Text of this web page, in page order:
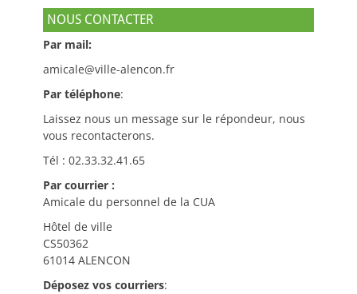
NOUS CONTACTER
Par mail:
amicale@ville-alencon.fr
Par téléphone:
Laissez nous un message sur le répondeur, nous
vous recontacterons.
Tél : 02.33.32.41.65
Par courrier :
Amicale du personnel de la CUA
Hôtel de ville
CS50362
61014 ALENCON
Déposez vos courriers: